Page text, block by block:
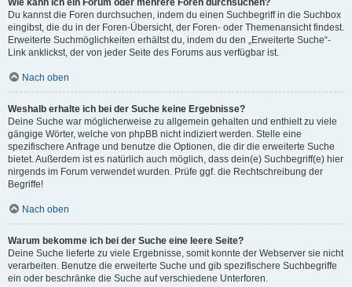
Wie kann ich ein Forum oder mehrere Foren durchsuchen?
Du kannst die Foren durchsuchen, indem du einen Suchbegriff in die Suchbox
eingibst, die du in der Foren-Übersicht, der Foren- oder Themenansicht findest.
Erweiterte Suchmöglichkeiten erhältst du, indem du den „Erweiterte Suche“-
Link anklickst, der von jeder Seite des Forums aus verfügbar ist.
Nach oben
Weshalb erhalte ich bei der Suche keine Ergebnisse?
Deine Suche war möglicherweise zu allgemein gehalten und enthielt zu viele
gängige Wörter, welche von phpBB nicht indiziert werden. Stelle eine
spezifischere Anfrage und benutze die Optionen, die dir die erweiterte Suche
bietet. Außerdem ist es natürlich auch möglich, dass dein(e) Suchbegriff(e) hier
nirgends im Forum verwendet wurden. Prüfe ggf. die Rechtschreibung der
Begriffe!
Nach oben
Warum bekomme ich bei der Suche eine leere Seite?
Deine Suche lieferte zu viele Ergebnisse, somit konnte der Webserver sie nicht
verarbeiten. Benutze die erweiterte Suche und gib spezifischere Suchbegriffe
ein oder beschränke die Suche auf verschiedene Unterforen.